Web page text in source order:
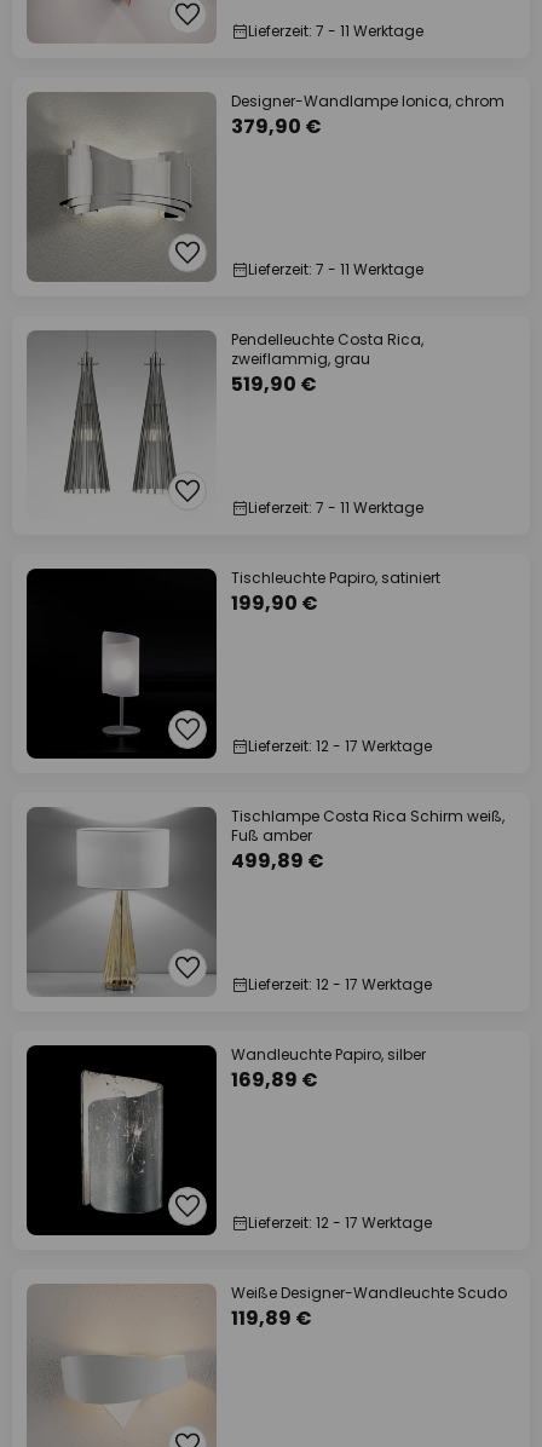
Lieferzeit: 7 - 11 Werktage
Designer-Wandlampe Ionica, chrom
379,90 €
Lieferzeit: 7 - 11 Werktage
Pendelleuchte Costa Rica,
zweiflammig, grau
519,90 €
Lieferzeit: 7 - 11 Werktage
Tischleuchte Papiro, satiniert
199,90 €
Lieferzeit: 12 - 17 Werktage
Tischlampe Costa Rica Schirm weiß,
Fuß amber
499,89 €
Lieferzeit: 12 - 17 Werktage
Wandleuchte Papiro, silber
169,89 €
Lieferzeit: 12 - 17 Werktage
Weiße Designer-Wandleuchte Scudo
119,89 €